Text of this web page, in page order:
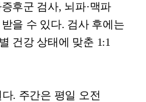
후군 검사, 뇌파·맥파
을 수 있다. 검사 후에는
건강 상태에 맞춘 1:1
다. 주간은 평일 오전